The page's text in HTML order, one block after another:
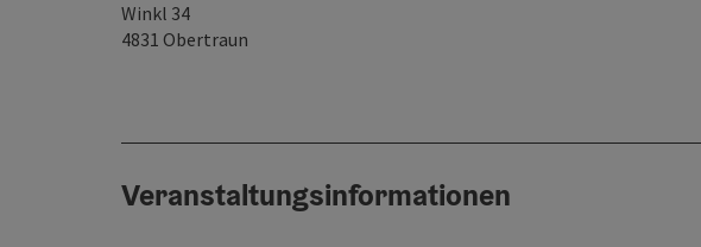
Winkl 34
4831 Obertraun
Veranstaltungsinformationen